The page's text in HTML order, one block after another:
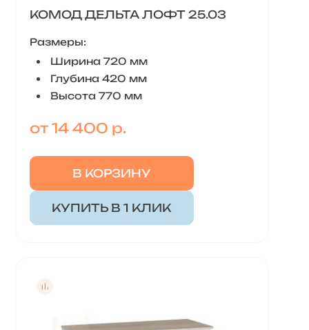
КОМОД ДЕЛЬТА ЛОФТ 25.03
Размеры:
Ширина 720 мм
Глубина 420 мм
Высота 770 мм
от 14 400 р.
В КОРЗИНУ
КУПИТЬ В 1 КЛИК